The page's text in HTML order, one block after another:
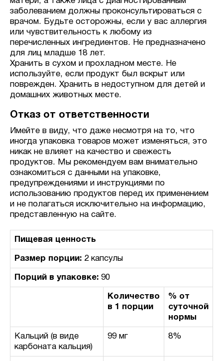
заболеванием должны проконсультироваться с
врачом. Будьте осторожны, если у вас аллергия
или чувствительность к любому из
перечисленных ингредиентов. Не предназначено
для лиц младше 18 лет.
Хранить в сухом и прохладном месте. Не
используйте, если продукт был вскрыт или
поврежден. Хранить в недоступном для детей и
домашних животных месте.
Отказ от ответственности
Имейте в виду, что даже несмотря на то, что
иногда упаковка товаров может изменяться, это
никак не влияет на качество и свежесть
продуктов. Мы рекомендуем вам внимательно
ознакомиться с данными на упаковке,
предупреждениями и инструкциями по
использованию продуктов перед их применением
и не полагаться исключительно на информацию,
представленную на сайте.
Пищевая ценность
Размер порции: 2 капсулы
Порций в упаковке: 90
Количество
в 1 порции
% от
суточной
нормы
Кальций (в виде
карбоната кальция)
99 мг 8%